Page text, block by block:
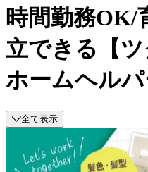
時間勤務OK/
立できる【
ホームヘルパ
全て表示